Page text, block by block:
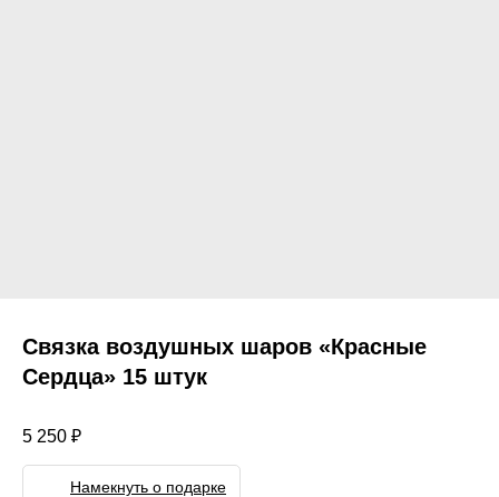
Связка воздушных шаров «Красные
Сердца» 15 штук
5 250 ₽
Намекнуть о подарке